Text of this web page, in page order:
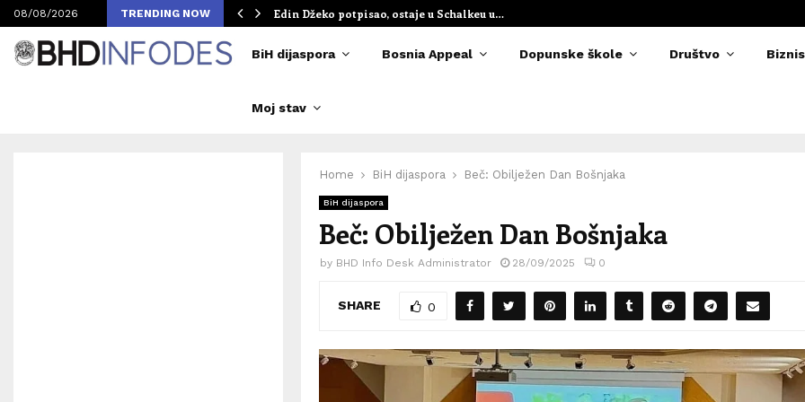
08/08/2026 TRENDING NOW
Merlinovih koncerata Edin Džeko potpisao, ostaje u Schalkeu u…
BiH dijaspora Bosnia Appeal Dopunske škole Društvo Biznis
Moj stav
Home BiH dijaspora Beč: Obilježen Dan Bošnjaka
BiH dijaspora
Beč: Obilježen Dan Bošnjaka
by BHD Info Desk Administrator 28/09/2025 0
SHARE 0